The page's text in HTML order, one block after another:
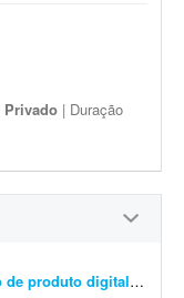
Privado | Duração
Consultoria ou agência para lançamento de produto digital
-